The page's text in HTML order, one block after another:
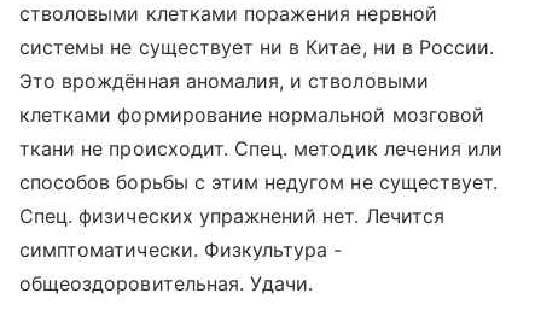
стволовыми клетками поражения нервной
системы не существует ни в Китае, ни в России.
Это врождённая аномалия, и стволовыми
клетками формирование нормальной мозговой
ткани не происходит. Спец. методик лечения или
способов борьбы с этим недугом не существует.
Спец. физических упражнений нет. Лечится
симптоматически. Физкультура -
общеоздоровительная. Удачи.